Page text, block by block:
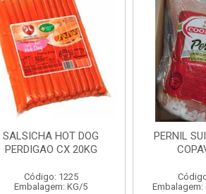
PERNIL SUINO C/OSSO
COPAVEL KG
Código: 12301
Embalagem: CX/± 19,56 KG